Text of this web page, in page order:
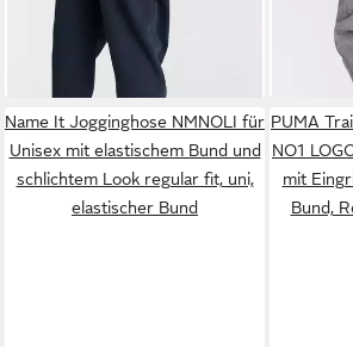
Name It Jogginghose NMNOLI für
Unisex mit elastischem Bund und
schlichtem Look regular fit, uni,
elastischer Bund
PUMA
NO1
mit
Bund,